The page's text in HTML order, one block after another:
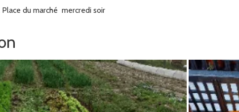
Place du marché mercredi soir